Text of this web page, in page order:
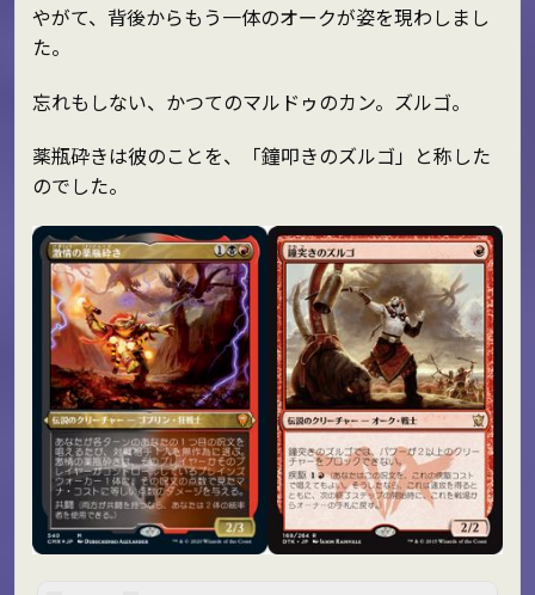
やがて、背後からもう一体のオークが姿を現わしまし
た。
忘れもしない、かつてのマルドゥのカン。ズルゴ。
薬瓶砕きは彼のことを、「鐘叩きのズルゴ」と称した
のでした。